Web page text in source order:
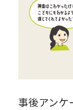
事後アンケ